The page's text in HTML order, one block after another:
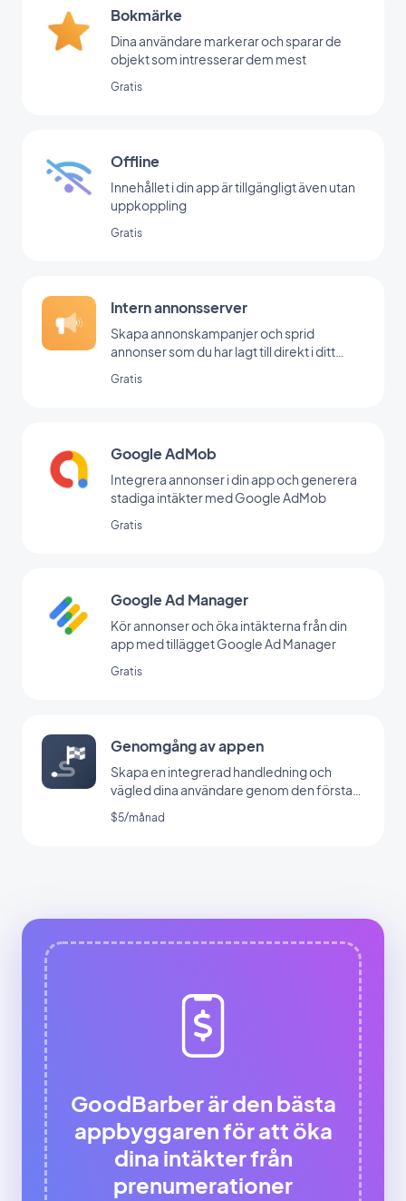
Bokmärke
Dina användare markerar och sparar de
objekt som intresserar dem mest
Gratis
Offline
Innehållet i din app är tillgängligt även utan
uppkoppling
Gratis
Intern annonsserver
Skapa annonskampanjer och sprid
annonser som du har lagt till direkt i ditt
Gratis
Google AdMob
Integrera annonser i din app och generera
stadiga intäkter med Google AdMob
Gratis
Google Ad Manager
Kör annonser och öka intäkterna från din
app med tillägget Google Ad Manager
Gratis
Genomgång av appen
Skapa en integrerad handledning och
vägled dina användare genom den första
lanseringen av din app
$5/månad
GoodBarber är den bästa
appbyggaren för att öka
dina intäkter från
prenumerationer